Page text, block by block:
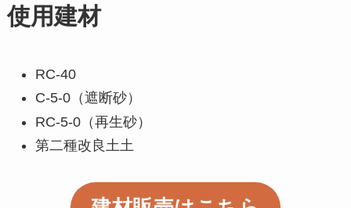
使用建材
RC-40
C-5-0（遮断砂）
RC-5-0（再生砂）
第二種改良土土